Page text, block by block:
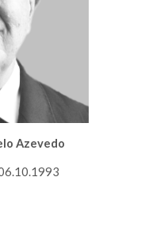
Azevedo